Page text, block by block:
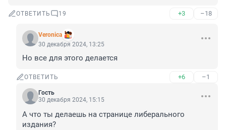
ОТВЕТИТЬ 19 +3 –18
Veronica
30 декабря 2024, 13:25
Но все для этого делается
ОТВЕТИТЬ +6 –1
Гость
30 декабря 2024, 15:15
А что ты делаешь на странице либерального
издания?